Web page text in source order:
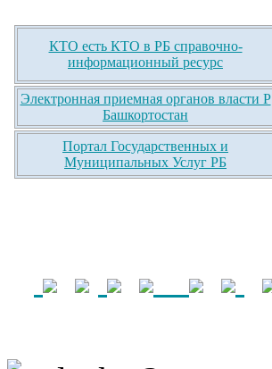
КТО есть КТО в РБ справочно-
информационный ресурс
Электронная приемная органов власти Р
Башкортостан
Портал Государственных и
Муниципальных Услуг РБ